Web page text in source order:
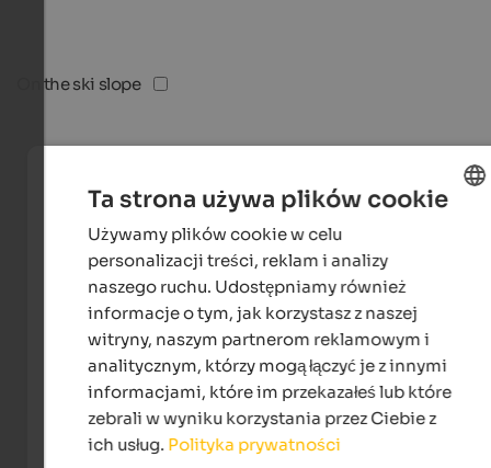
On the ski slope
Ta strona używa plików cookie
Używamy plików cookie w celu
personalizacji treści, reklam i analizy
naszego ruchu. Udostępniamy również
informacje o tym, jak korzystasz z naszej
witryny, naszym partnerom reklamowym i
analitycznym, którzy mogą łączyć je z innymi
informacjami, które im przekazałeś lub które
zebrali w wyniku korzystania przez Ciebie z
ich usług. Polityka prywatności